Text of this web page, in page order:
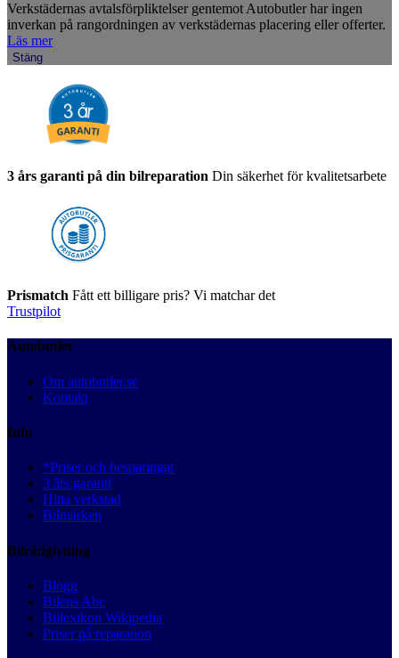
Verkstädernas avtalsförpliktelser gentemot Autobutler har ingen
inverkan på rangordningen av verkstädernas placering eller offerter.
Läs mer
Stäng
3 års garanti på din bilreparation Din säkerhet för kvalitetsarbete
Prismatch Fått ett billigare pris? Vi matchar det
Trustpilot
Autobutler
Om autobutler.se
Kontakt
Info
*Priser och besparingar
3 års garanti
Hitta verkstad
Bilmärken
Bilrådgivning
Blogg
Bilens Abc
Billexikon Wikipedia
Priser på reparation